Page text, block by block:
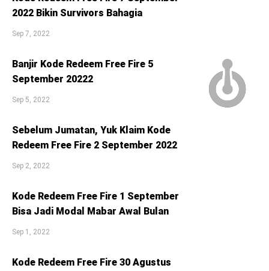
2022 Bikin Survivors Bahagia
Sep 7, 2022
Banjir Kode Redeem Free Fire 5
September 20222
Sep 5, 2022
Sebelum Jumatan, Yuk Klaim Kode
Redeem Free Fire 2 September 2022
Sep 2, 2022
Kode Redeem Free Fire 1 September
Bisa Jadi Modal Mabar Awal Bulan
Sep 1, 2022
Kode Redeem Free Fire 30 Agustus